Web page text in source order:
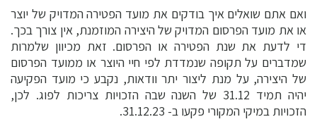
ואם אתם שואלים איך בודקים את מועד הפטירה המדויק של יוצר
או את מועד הפרסום המדויק של היצירה המוזמנת, אין צורך בכך.
די לדעת את שנת הפטירה או הפרסום. זאת מכיוון שלמרות
שמדברים על תקופה שנמדדת לפי חיי היוצר או ממועד הפרסום
של היצירה, על מנת ליצור יתר וודאות, נקבע כי מועד הפקיעה
יהיה תמיד 31.12 של השנה שבה הזכויות צריכות לפוג. לכן,
הזכויות במיקי המקורי פקעו ב- 31.12.23.